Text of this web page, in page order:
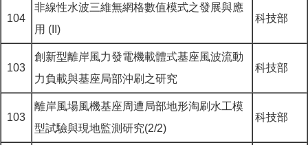
104
非線性水波三維無網格數值模式之發展與應
用 (II)
科技部
103
創新型離岸風力發電機載體式基座風波流動
力負載與基座局部沖刷之研究
科技部
103
離岸風場風機基座周遭局部地形淘刷水工模
型試驗與現地監測研究(2/2)
科技部